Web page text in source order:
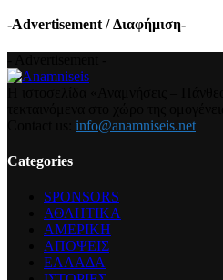
-Advertisement / Διαφήμιση-
info@anamniseis.net
Categories
SPONSORS
ΑΘΛΗΤΙΚΑ
ΑΜΕΡΙΚΗ
ΑΠΟΨΕΙΣ
ΕΛΛΑΔΑ